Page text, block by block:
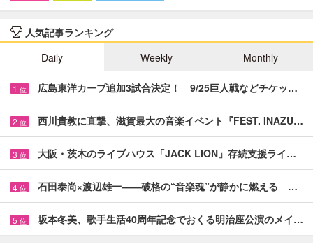
人気記事ランキング
Daily
Weekly Monthly
1 位 広島東洋カープ追加3試合決定！ 9/25巨人戦などチケッ…
2 位 西川貴教に直撃、滋賀最大の音楽イベント『FEST. INAZU…
3 位 大阪・茨木のライブハウス「JACK LION」存続支援ライ…
4 位 石田泰尚×渡辺雄一――破格の“音楽魂”が静かに燃える …
5 位 坂本冬美、歌手生活40周年記念でおくる明治座公演のメイ…